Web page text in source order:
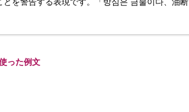
を警告する表現です。「방심은 금물이다、油断
った例文